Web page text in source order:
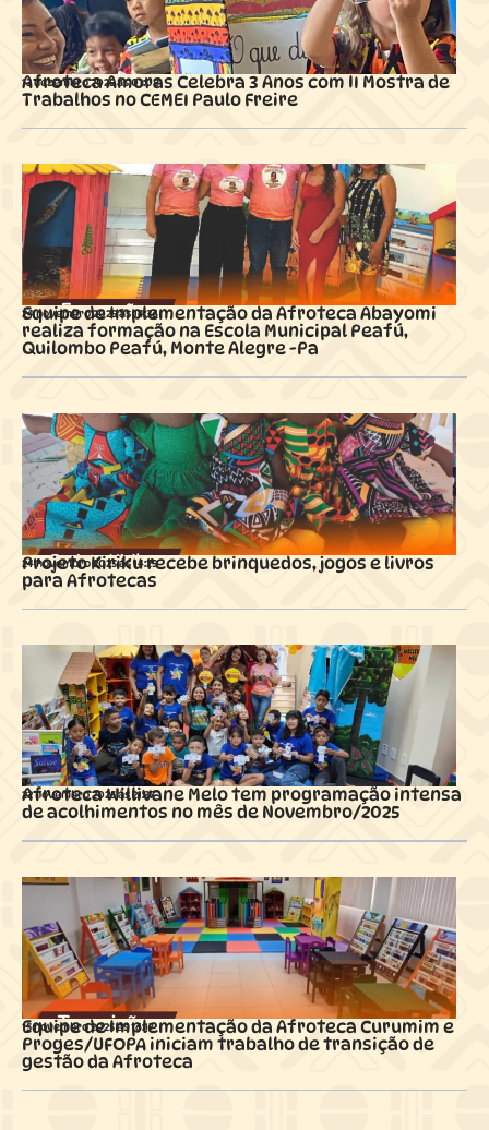
13 dezembro 2025 ás01:08
Afroteca Amoras Celebra 3 Anos com II Mostra de
Trabalhos no CEMEI Paulo Freire
24 novembro 2025 ás14:36
Equipe de Implementação da Afroteca Abayomi
realiza formação na Escola Municipal Peafú,
Quilombo Peafú, Monte Alegre -Pa
24 novembro 2025 ás14:29
Projeto Kiriku recebe brinquedos, jogos e livros
para Afrotecas
22 novembro 2025 ás21:37
Afroteca Willivane Melo tem programação intensa
de acolhimentos no mês de Novembro/2025
15 novembro 2025 ás16:17
Equipe de Implementação da Afroteca Curumim e
Proges/UFOPA iniciam trabalho de transição de
gestão da Afroteca